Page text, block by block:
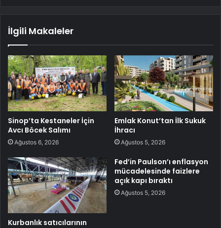
İlgili Makaleler
Sinop’ta Kestaneler İçin
Avcı Böcek Salımı
Ağustos 6, 2026
Emlak Konut’tan İlk Sukuk
İhracı
Ağustos 5, 2026
Kurbanlık satıcılarının
Fed’in Paulson’ı enflasyon
mücadelesinde faizlere
açık kapı bıraktı
Ağustos 5, 2026